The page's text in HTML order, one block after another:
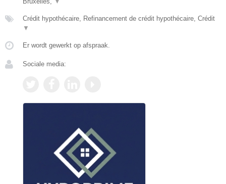
Crédit hypothécaire, Refinancement de crédit hypothécaire, Crédit
▼
Er wordt gewerkt op afspraak.
Sociale media: